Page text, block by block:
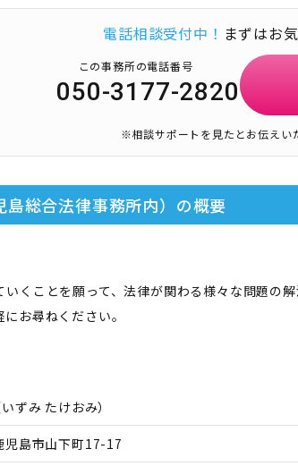
電話相談受付中！ まずはお
この事務所の電話番号
050-3177-2820
※相談サポートを見たとお伝えい
総合法律事務所内） の概要
くことを願って、法律が関わる様々な問題の
お尋ねください。
いずみ たけおみ）
児島市山下町17-17